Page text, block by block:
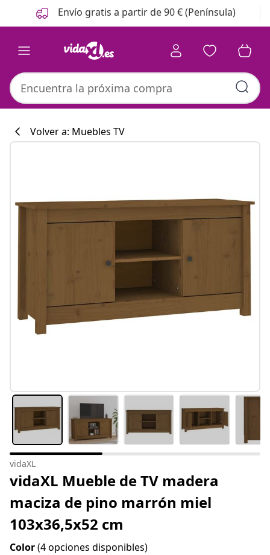
Anterior
Siguiente Envío gratis a partir de 90 € (Península)
Volver a: Muebles TV
vidaXL
vidaXL Mueble de TV madera
maciza de pino marrón miel
103x36,5x52 cm
Color(4 opciones disponibles)